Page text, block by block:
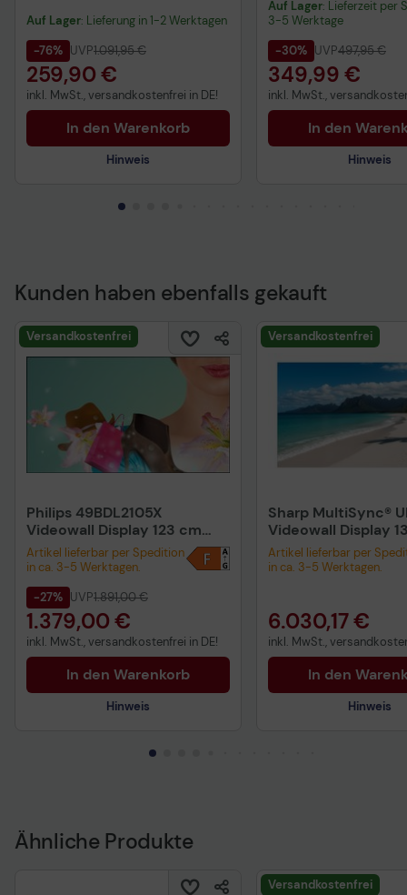
Auf Lager: Lieferung in 1-2 Werktagen
-76% UVP1.091,95 €
259,90 €
inkl. MwSt., versandkostenfrei in DE!
In den Warenkorb
Hinweis
Auf Lager: Lieferzeit per
3-5 Werktage
-30% UVP497,95 €
349,99 €
inkl. MwSt.,
In den
Hinweis
Kunden haben ebenfalls gekauft
Versandkostenfrei
Philips 49BDL2105X
Videowall Display 123 cm
48,5 Zoll
Artikel lieferbar per Spedition
in ca. 3-5 Werktagen.
-27% UVP1.891,00 €
1.379,00 €
inkl. MwSt., versandkostenfrei in DE!
In den Warenkorb
Hinweis
Versandkostenfrei
Sharp MultiSync®
Videowall Display
Zoll
Artikel lieferbar per
in ca. 3-5 Werktagen.
6.030,17 €
inkl. MwSt.,
In den
Hinweis
Ähnliche Produkte
Versandkostenfrei